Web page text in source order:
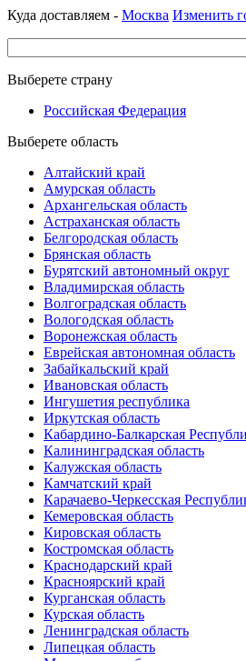
Куда доставляем - Москва Изменить
Выберете страну
Российская Федерация
Выберете область
Алтайский край
Амурская область
Архангельская область
Астраханская область
Белгородская область
Брянская область
Бурятский автономный округ
Владимирская область
Волгоградская область
Вологодская область
Воронежская область
Еврейская автономная область
Забайкальский край
Ивановская область
Ингушетия республика
Иркутская область
Кабардино-Балкарская
Калининградская область
Калужская область
Камчатский край
Карачаево-Черкесская
Кемеровская область
Кировская область
Костромская область
Краснодарский край
Красноярский край
Курганская область
Курская область
Ленинградская область
Липецкая область